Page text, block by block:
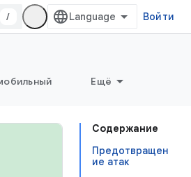
/ Войти
Ещё
Содержание
Предотвращен
ие атак